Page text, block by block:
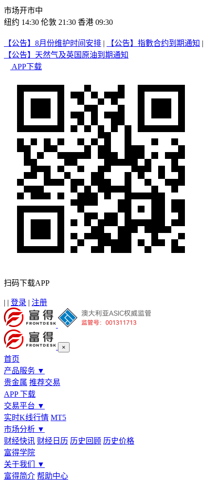
市场开市中
纽约 14:30 伦敦 21:30 香港 09:30
【公告】8月份维护时间安排 | 【公告】指數合约到期通知 |
【公告】天然气及英国原油到期通知
APP下载
扫码下载APP
| | 登录 | 注册
×
首页
产品服务 ▼
贵金属 推荐交易
APP 下载
交易平台 ▼
实时K线行情 MT5
市场分析 ▼
财经快讯 财经日历 历史回顾 历史价格
富得学院
关于我们
▼
富得简介 帮助中心